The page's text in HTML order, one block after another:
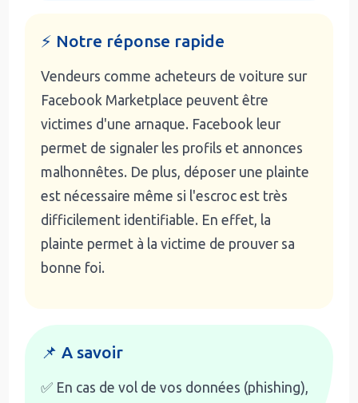
⚡ Notre réponse rapide
Vendeurs comme acheteurs de voiture sur
Facebook Marketplace peuvent être
victimes d'une arnaque. Facebook leur
permet de signaler les profils et annonces
malhonnêtes. De plus, déposer une plainte
est nécessaire même si l'escroc est très
difficilement identifiable. En effet, la
plainte permet à la victime de prouver sa
bonne foi.
📌 A savoir
✅ En cas de vol de vos données (phishing),